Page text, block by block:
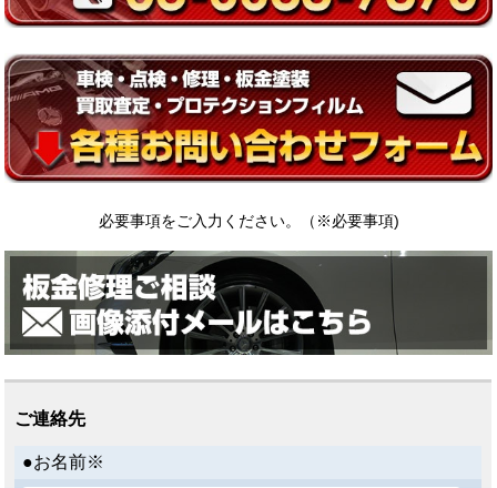
必要事項をご入力ください。（ ※必要事項)
ご連絡先
●お名前※